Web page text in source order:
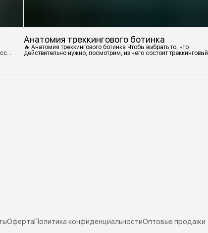
Анатомия треккингового ботинка
🔥 Анатомия треккингового ботинка Чтобы выбрать то, что
действительно нужно, посмотрим, из чего состоит треккинговый
ОфертаПолитика конфиденциальностиОптовые продажи